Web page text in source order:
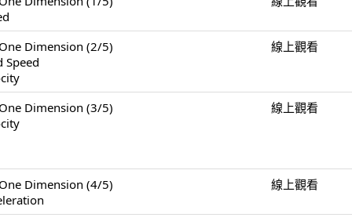
Dimension (2/5)
Speed
線上觀看
Dimension (3/5)
線上觀看
Dimension (4/5)
線上觀看